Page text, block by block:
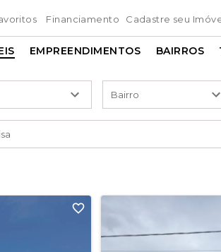
Financiamento Cadastre seu
EMPREENDIMENTOS BAIRROS
Bairro